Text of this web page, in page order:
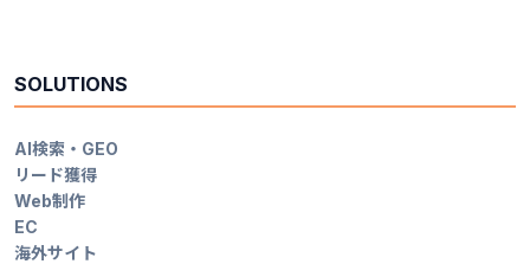
SOLUTIONS
AI検索・GEO
リード獲得
Web制作
EC
海外サイト